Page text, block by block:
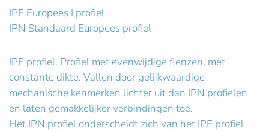
IPE Europees I profiel
IPN Standaard Europees profiel
IPE profiel. Profiel met evenwijdige flenzen, met
constante dikte. Vallen door gelijkwaardige
mechanische kenmerken lichter uit dan IPN profielen
en laten gemakkelijker verbindingen toe.
Het IPN profiel onderscheidt zich van het IPE profiel